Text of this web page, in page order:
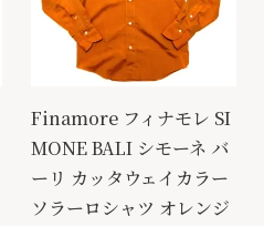
Finamore フィナモレ SI
MONE BALI シモーネ バ
ーリ カッタウェイカラー
ソラーロシャツ オレンジ